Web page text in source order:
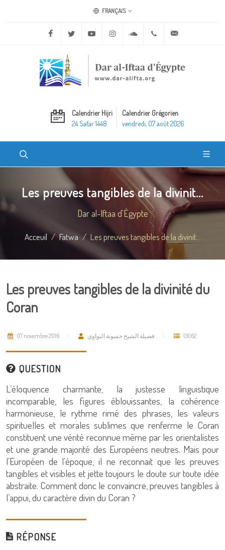
FRANÇAIS
Facebook Twitter Youtube Instagram Soundcloud+20 2 25970400
Calendrier Hijri
24 Safar 1448
Calendrier Grégorien
vendredi, 07 août 2026
Les preuves tangibles de la divinit...
Dar al-Iftaa d'Égypte
Acceuil Fatwa Les preuves tangibles de la divinit...
Les preuves tangibles de la divinité du
Coran
07 novembre 2016 فضيلة الشيخ حسونة النواوي 13062
QUESTION
L’éloquence charmante, la justesse linguistique
incomparable, les figures éblouissantes, la cohérence
harmonieuse, le rythme rimé des phrases, les valeurs
spirituelles et morales sublimes que renferme le Coran
constituent une vérité reconnue même par les orientalistes
et une grande majorité des Européens neutres. Mais pour
l’Européen de l’époque, il ne reconnait que les preuves
tangibles et visibles et jette toujours le doute sur toute idée
abstraite. Comment donc le convaincre, preuves tangibles à
l’appui, du caractère divin du Coran ?
RÉPONSE